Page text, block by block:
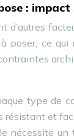
:
d’autres
ce qui
type de
résistant et
nécessite